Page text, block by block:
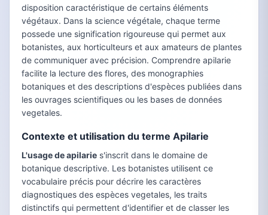
disposition caractéristique de certains éléments
végétaux. Dans la science végétale, chaque terme
possede une signification rigoureuse qui permet aux
botanistes, aux horticulteurs et aux amateurs de plantes
de communiquer avec précision. Comprendre apilarie
facilite la lecture des flores, des monographies
botaniques et des descriptions d'espèces publiées dans
les ouvrages scientifiques ou les bases de données
vegetales.
Contexte et utilisation du terme Apilarie
L'usage de apilarie s'inscrit dans le domaine de
botanique descriptive. Les botanistes utilisent ce
vocabulaire précis pour décrire les caractères
diagnostiques des espèces vegetales, les traits
distinctifs qui permettent d'identifier et de classer les